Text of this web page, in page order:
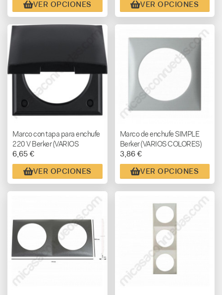
VER OPCIONES VER OPCIONES
Marco con tapa para enchufe
220 V Berker (VARIOS
COLORES)
6,65 €
VER OPCIONES
Marco de enchufe SIMPLE
Berker (VARIOS COLORES)
3,86 €
VER OPCIONES